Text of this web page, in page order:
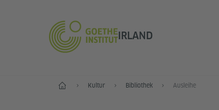
IRLAND
Start Kultur Bibliothek Ausleihe